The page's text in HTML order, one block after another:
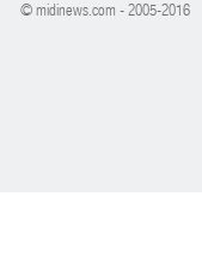
© midinews.com - 2005-2016